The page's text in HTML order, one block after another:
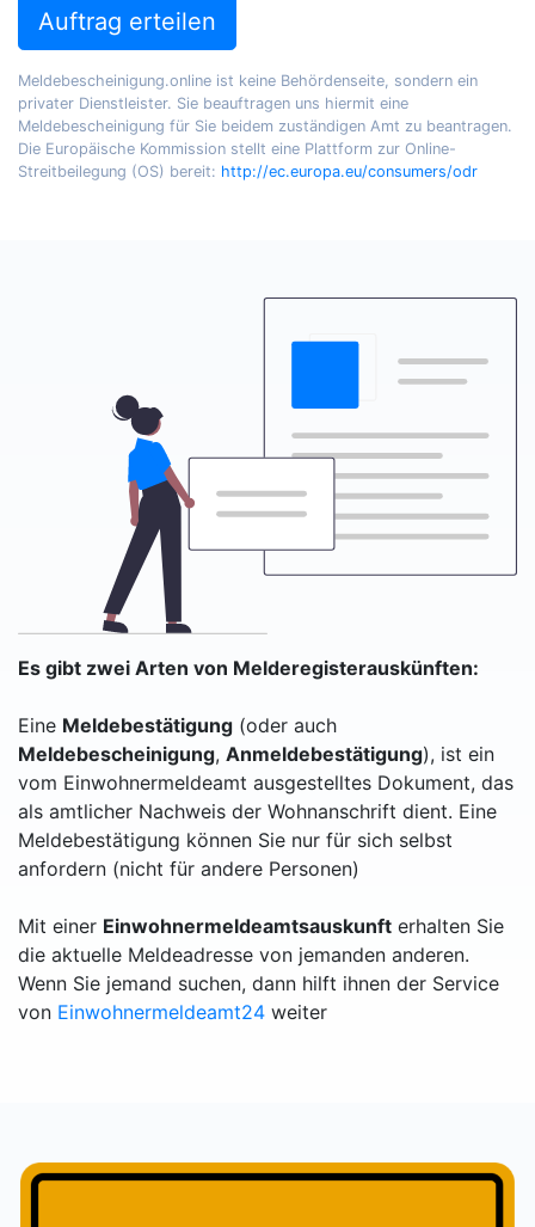
Auftrag erteilen
Meldebescheinigung.online ist keine Behördenseite, sondern ein
privater Dienstleister. Sie beauftragen uns hiermit eine
Meldebescheinigung für Sie beidem zuständigen Amt zu beantragen.
Die Europäische Kommission stellt eine Plattform zur Online-
Streitbeilegung (OS) bereit: http://ec.europa.eu/consumers/odr
Es gibt zwei Arten von Melderegisterauskünften:
Eine Meldebestätigung (oder auch
Meldebescheinigung, Anmeldebestätigung), ist ein
vom Einwohnermeldeamt ausgestelltes Dokument, das
als amtlicher Nachweis der Wohnanschrift dient. Eine
Meldebestätigung können Sie nur für sich selbst
anfordern (nicht für andere Personen)
Mit einer Einwohnermeldeamtsauskunft erhalten Sie
die aktuelle Meldeadresse von jemanden anderen.
Wenn Sie jemand suchen, dann hilft ihnen der Service
von Einwohnermeldeamt24 weiter